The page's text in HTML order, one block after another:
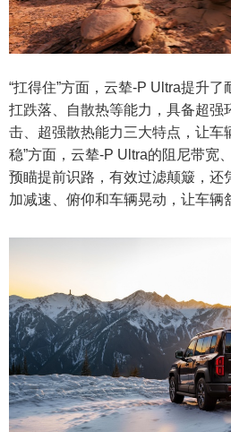
“扛得住”方面，云辇-P Ultra提升
扛跌落、自散热等能力，具备超强
击、超强散热能力三大特点，让车
稳”方面，云辇-P Ultra的阻尼带宽
预瞄提前识路，有效过滤颠簸，还
加减速、俯仰和车辆晃动，让车辆